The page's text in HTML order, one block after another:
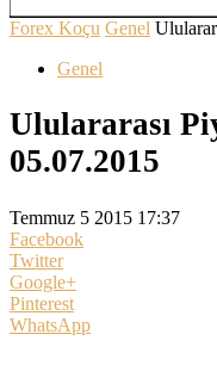
Forex Koçu Genel
Genel
Ululararası
05.07.2015
Temmuz 5 2015 17:37
Facebook
Twitter
Google+
Pinterest
WhatsApp